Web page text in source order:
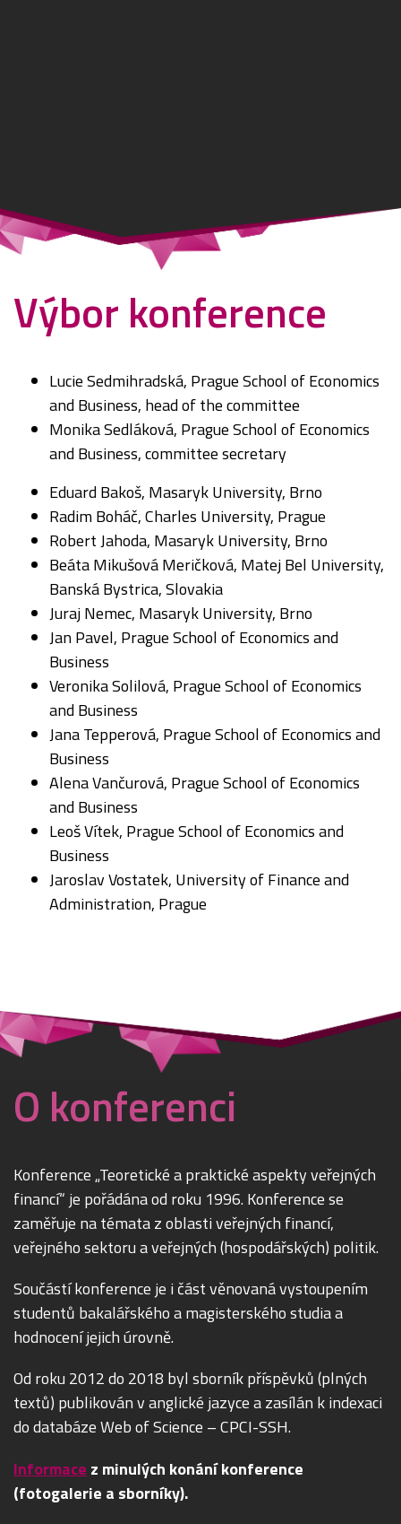
Výbor konference
Lucie Sedmihradská, Prague School of Economics
and Business, head of the committee
Monika Sedláková, Prague School of Economics
and Business, committee secretary
Eduard Bakoš, Masaryk University, Brno
Radim Boháč, Charles University, Prague
Robert Jahoda, Masaryk University, Brno
Beáta Mikušová Meričková, Matej Bel University,
Banská Bystrica, Slovakia
Juraj Nemec, Masaryk University, Brno
Jan Pavel, Prague School of Economics and
Business
Veronika Solilová, Prague School of Economics
and Business
Jana Tepperová, Prague School of Economics and
Business
Alena Vančurová, Prague School of Economics
and Business
Leoš Vítek, Prague School of Economics and
Business
Jaroslav Vostatek, University of Finance and
Administration, Prague
O konferenci
Konference „Teoretické a praktické aspekty veřejných
financí“ je pořádána od roku 1996. Konference se
zaměřuje na témata z oblasti veřejných financí,
veřejného sektoru a veřejných (hospodářských) politik.
Součástí konference je i část věnovaná vystoupením
studentů bakalářského a magisterského studia a
hodnocení jejich úrovně.
Od roku 2012 do 2018 byl sborník příspěvků (plných
textů) publikován v anglické jazyce a zasílán k indexaci
do databáze Web of Science – CPCI-SSH.
Informace z minulých konání konference
(fotogalerie a sborníky).